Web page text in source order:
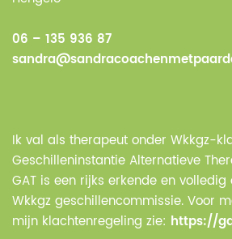
06 – 135 936 87
Ik val als therapeut onder Wkkgz-
Geschilleninstantie Alternatieve
GAT is een rijks erkende en
Wkkgz geschillencommissie. Voor
mijn klachtenregeling zie: https://